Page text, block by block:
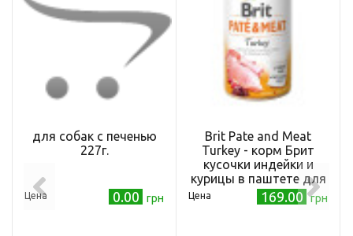
для собак с печенью
227г.
Цена 0.00 грн
Brit Pate and Meat
Turkey - корм Брит
кусочки индейки и
курицы в паштете для
собак 400 г
(100865/100074/0298)
Цена 169.00 грн